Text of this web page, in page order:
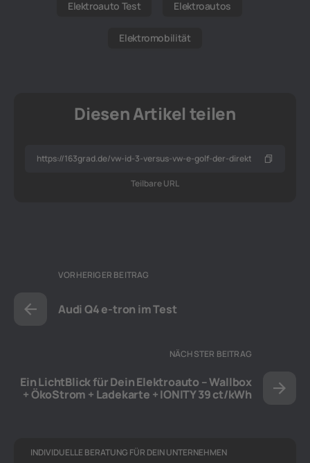
Elektroauto Test Elektroautos
Elektromobilität
Diesen Artikel teilen
Teilbare URL
VORHERIGER BEITRAG
Audi Q4 e-tron im Test
NÄCHSTER BEITRAG
Ein LichtBlick für Dein Elektroauto – Wallbox
+ ÖkoStrom + Ladekarte + IONITY 39 ct/kWh
INDIVIDUELLE BERATUNG FÜR DEIN UNTERNEHMEN